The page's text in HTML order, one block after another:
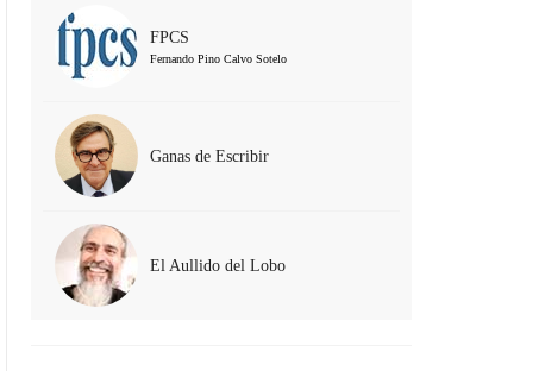
FPCS
Fernando Pino Calvo Sotelo
Ganas de Escribir
El Aullido del Lobo